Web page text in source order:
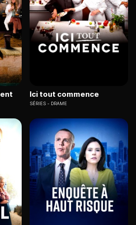
Ici tout commence
SÉRIES DRAME